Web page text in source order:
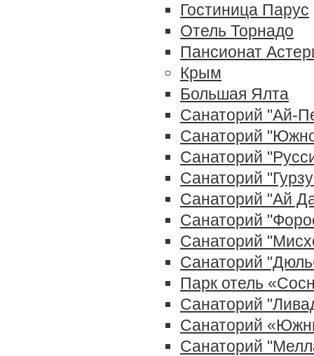
Гостиница Парус
Отель Торнадо
Пансионат
Крым
Большая Ялта
Санаторий "Ай-
Санаторий
Санаторий
Санаторий
Cанаторий "Ай
Санаторий
Санаторий
Санаторий
Парк отель
Санаторий
Санаторий
Санаторий